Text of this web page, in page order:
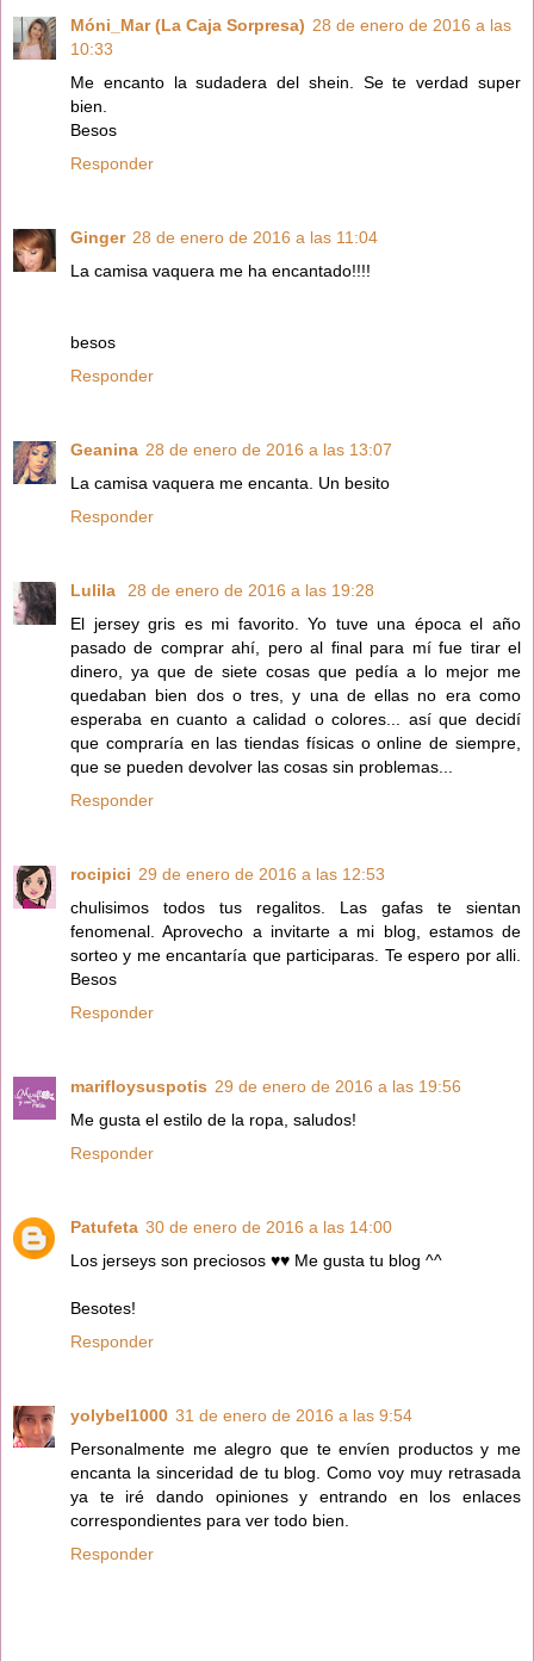
Móni_Mar (La Caja Sorpresa) 28 de enero de 2016 a las
10:33
Me encanto la sudadera del shein. Se te verdad super
bien.
Besos
Responder
Ginger 28 de enero de 2016 a las 11:04
La camisa vaquera me ha encantado!!!!
besos
Responder
Geanina 28 de enero de 2016 a las 13:07
La camisa vaquera me encanta. Un besito
Responder
Lulila
28 de enero de 2016 a las 19:28
El jersey gris es mi favorito. Yo tuve una época el año
pasado de comprar ahí, pero al final para mí fue tirar el
dinero, ya que de siete cosas que pedía a lo mejor me
quedaban bien dos o tres, y una de ellas no era como
esperaba en cuanto a calidad o colores... así que decidí
que compraría en las tiendas físicas o online de siempre,
que se pueden devolver las cosas sin problemas...
Responder
rocipici 29 de enero de 2016 a las 12:53
chulisimos todos tus regalitos. Las gafas te sientan
fenomenal. Aprovecho a invitarte a mi blog, estamos de
sorteo y me encantaría que participaras. Te espero por alli.
Besos
Responder
marifloysuspotis 29 de enero de 2016 a las 19:56
Me gusta el estilo de la ropa, saludos!
Responder
Patufeta 30 de enero de 2016 a las 14:00
Los jerseys son preciosos ♥♥ Me gusta tu blog ^^
Besotes!
Responder
yolybel1000 31 de enero de 2016 a las 9:54
Personalmente me alegro que te envíen productos y me
encanta la sinceridad de tu blog. Como voy muy retrasada
ya te iré dando opiniones y entrando en los enlaces
correspondientes para ver todo bien.
Responder